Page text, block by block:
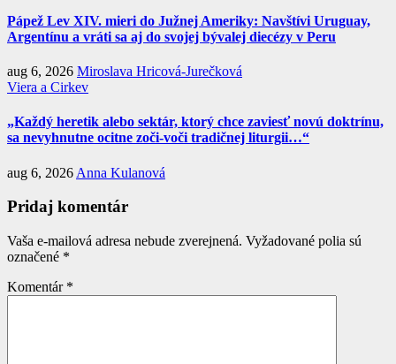
Pápež Lev XIV. mieri do Južnej Ameriky: Navštívi Uruguay,
Argentínu a vráti sa aj do svojej bývalej diecézy v Peru
aug 6, 2026 Miroslava Hricová-Jurečková
Viera a Cirkev
„Každý heretik alebo sektár, ktorý chce zaviesť novú doktrínu,
sa nevyhnutne ocitne zoči-voči tradičnej liturgii…“
aug 6, 2026 Anna Kulanová
Pridaj komentár
Vaša e-mailová adresa nebude zverejnená. Vyžadované polia sú
označené *
Komentár *